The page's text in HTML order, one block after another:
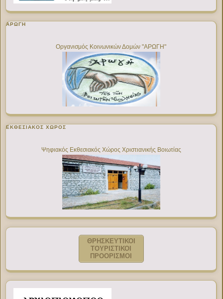
ΑΡΩΓΗ
Οργανισμός Κοινωνικών Δομών "ΑΡΩΓΗ"
ΕΚΘΕΣΙΑΚΌΣ ΧΏΡΟΣ
Ψηφιακός Εκθεσιακός Χώρος Χριστιανικής Βοιωτίας
ΘΡΗΣΚΕΥΤΙΚΟΙ
ΤΟΥΡΙΣΤΙΚΟΙ
ΠΡΟΟΡΙΣΜΟΙ